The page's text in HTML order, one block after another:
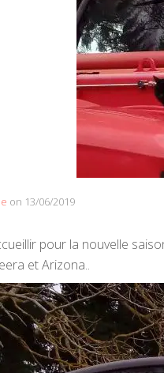
on 13/06/2019
pour la nouvelle
et Arizona..